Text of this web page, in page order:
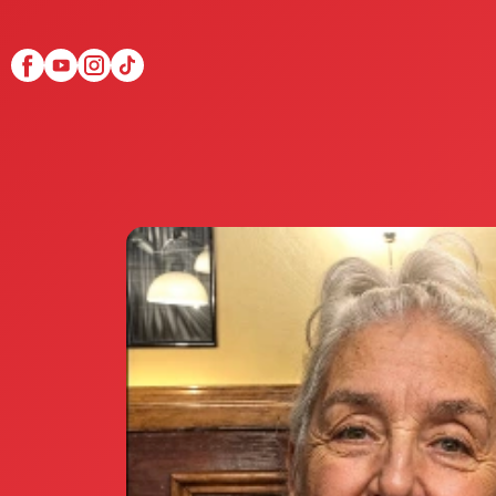
Scopri Club di Più
Le testimonianze
La fondatrice Valeria